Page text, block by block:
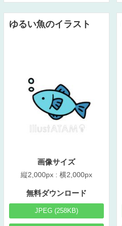
ゆるい魚のイラスト
画像サイズ
縦2,000px : 横2,000px
無料ダウンロード
JPEG (258KB)